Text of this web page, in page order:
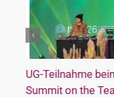
UG-Teilnahme
Summit on the